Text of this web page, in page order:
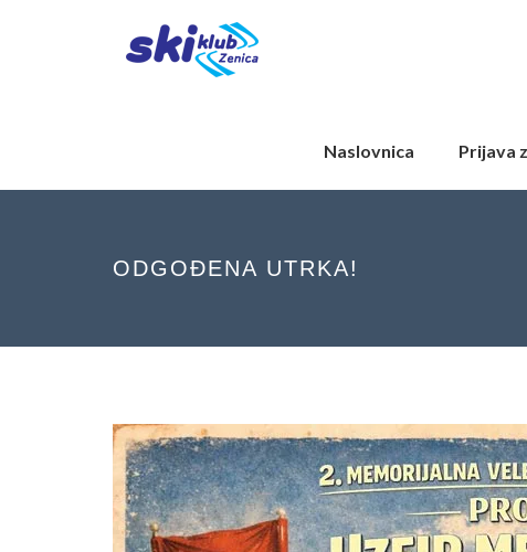
Naslovnica Prijava
ODGOĐENA UTRKA!